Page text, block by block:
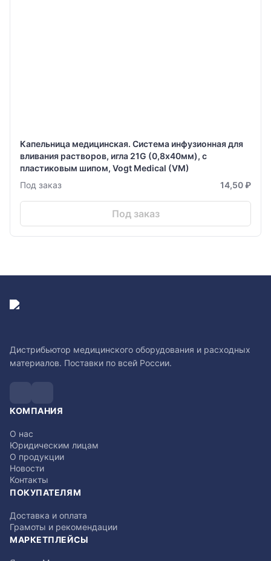
Капельница медицинская. Система инфузионная для
вливания растворов, игла 21G (0,8х40мм), с
пластиковым шипом, Vogt Medical (VM)
Под заказ
14,50 ₽
Под заказ
Дистрибьютор медицинского оборудования и расходных
материалов. Поставки по всей России.
КОМПАНИЯ
О нас
Юридическим лицам
О продукции
Новости
Контакты
ПОКУПАТЕЛЯМ
Доставка и оплата
Грамоты и рекомендации
МАРКЕТПЛЕЙСЫ